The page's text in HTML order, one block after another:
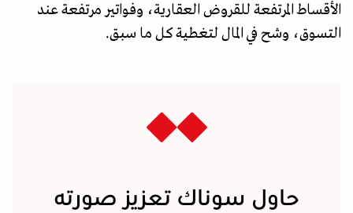
الأقساط المرتفعة للقروض العقارية، وفواتير مرتفعة عند
التسوق، وشح في المال لتغطية كل ما سبق.
حاول سوناك تعزيز صورته